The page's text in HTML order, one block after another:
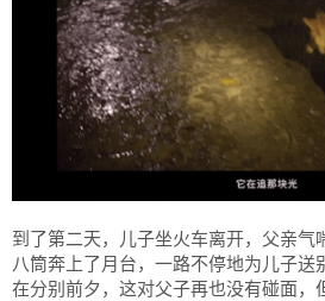
到了第二天，儿子坐火车离开，父亲气
八筒奔上了月台，一路不停地为儿子送
在分别前夕，这对父子再也没有碰面，